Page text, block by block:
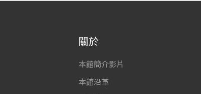
關於
本館簡介影片
本館沿革